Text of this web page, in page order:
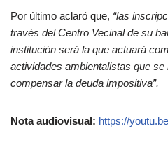
Por último aclaró que, “las
través del Centro Vecinal de su
institución será la que actuará
actividades ambientalistas que
compensar la deuda impositiva”.
Nota audiovisual: https://